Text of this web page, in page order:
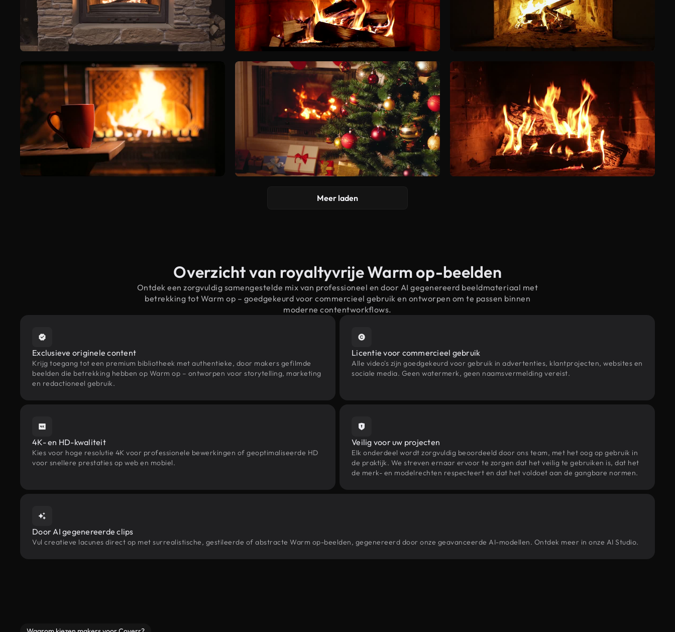
Meer laden
Overzicht van royaltyvrije Warm op-beelden
Ontdek een zorgvuldig samengestelde mix van professioneel en door AI gegenereerd beeldmateriaal met
betrekking tot Warm op – goedgekeurd voor commercieel gebruik en ontworpen om te passen binnen
moderne contentworkflows.
Exclusieve originele content
Krijg toegang tot een premium bibliotheek met authentieke, door makers gefilmde
beelden die betrekking hebben op Warm op – ontworpen voor storytelling, marketing
en redactioneel gebruik.
Licentie voor commercieel gebruik
Alle video's zijn goedgekeurd voor gebruik in advertenties, klantprojecten, websites en
sociale media. Geen watermerk, geen naamsvermelding vereist.
4K- en HD-kwaliteit
Kies voor hoge resolutie 4K voor professionele bewerkingen of geoptimaliseerde HD
voor snellere prestaties op web en mobiel.
Veilig voor uw projecten
Elk onderdeel wordt zorgvuldig beoordeeld door ons team, met het oog op gebruik in
de praktijk. We streven ernaar ervoor te zorgen dat het veilig te gebruiken is, dat het
de merk- en modelrechten respecteert en dat het voldoet aan de gangbare normen.
Door AI gegenereerde clips
Vul creatieve lacunes direct op met surrealistische, gestileerde of abstracte Warm op-beelden, gegenereerd door onze geavanceerde AI-modellen. Ontdek meer in onze AI Studio.